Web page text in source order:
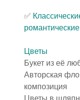
✅️
Цветы
Букет из её
Авторская
композиция